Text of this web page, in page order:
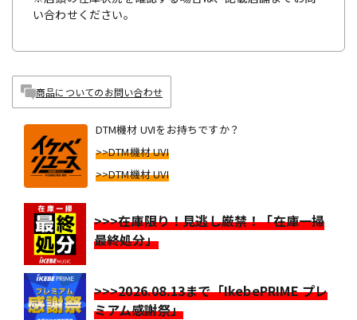
い合わせください。
商品についてのお問い合わせ
DTM機材 UVIをお持ちですか？
>>DTM機材 UVI
>>DTM機材 UVI
>>>在庫限り！見逃し厳禁！「在庫一掃
最終処分」
>>>2026.08.13まで「IkebePRIME プレ
ミアム感謝祭」